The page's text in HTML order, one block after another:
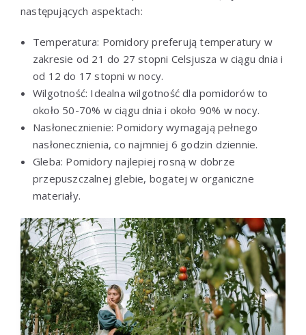
następujących aspektach:
Temperatura: Pomidory preferują temperatury w
zakresie od 21 do 27 stopni Celsjusza w ciągu dnia i
od 12 do 17 stopni w nocy.
Wilgotność: Idealna wilgotność dla pomidorów to
około 50-70% w ciągu dnia i około 90% w nocy.
Nasłonecznienie: Pomidory wymagają pełnego
nasłonecznienia, co najmniej 6 godzin dziennie.
Gleba: Pomidory najlepiej rosną w dobrze
przepuszczalnej glebie, bogatej w organiczne
materiały.